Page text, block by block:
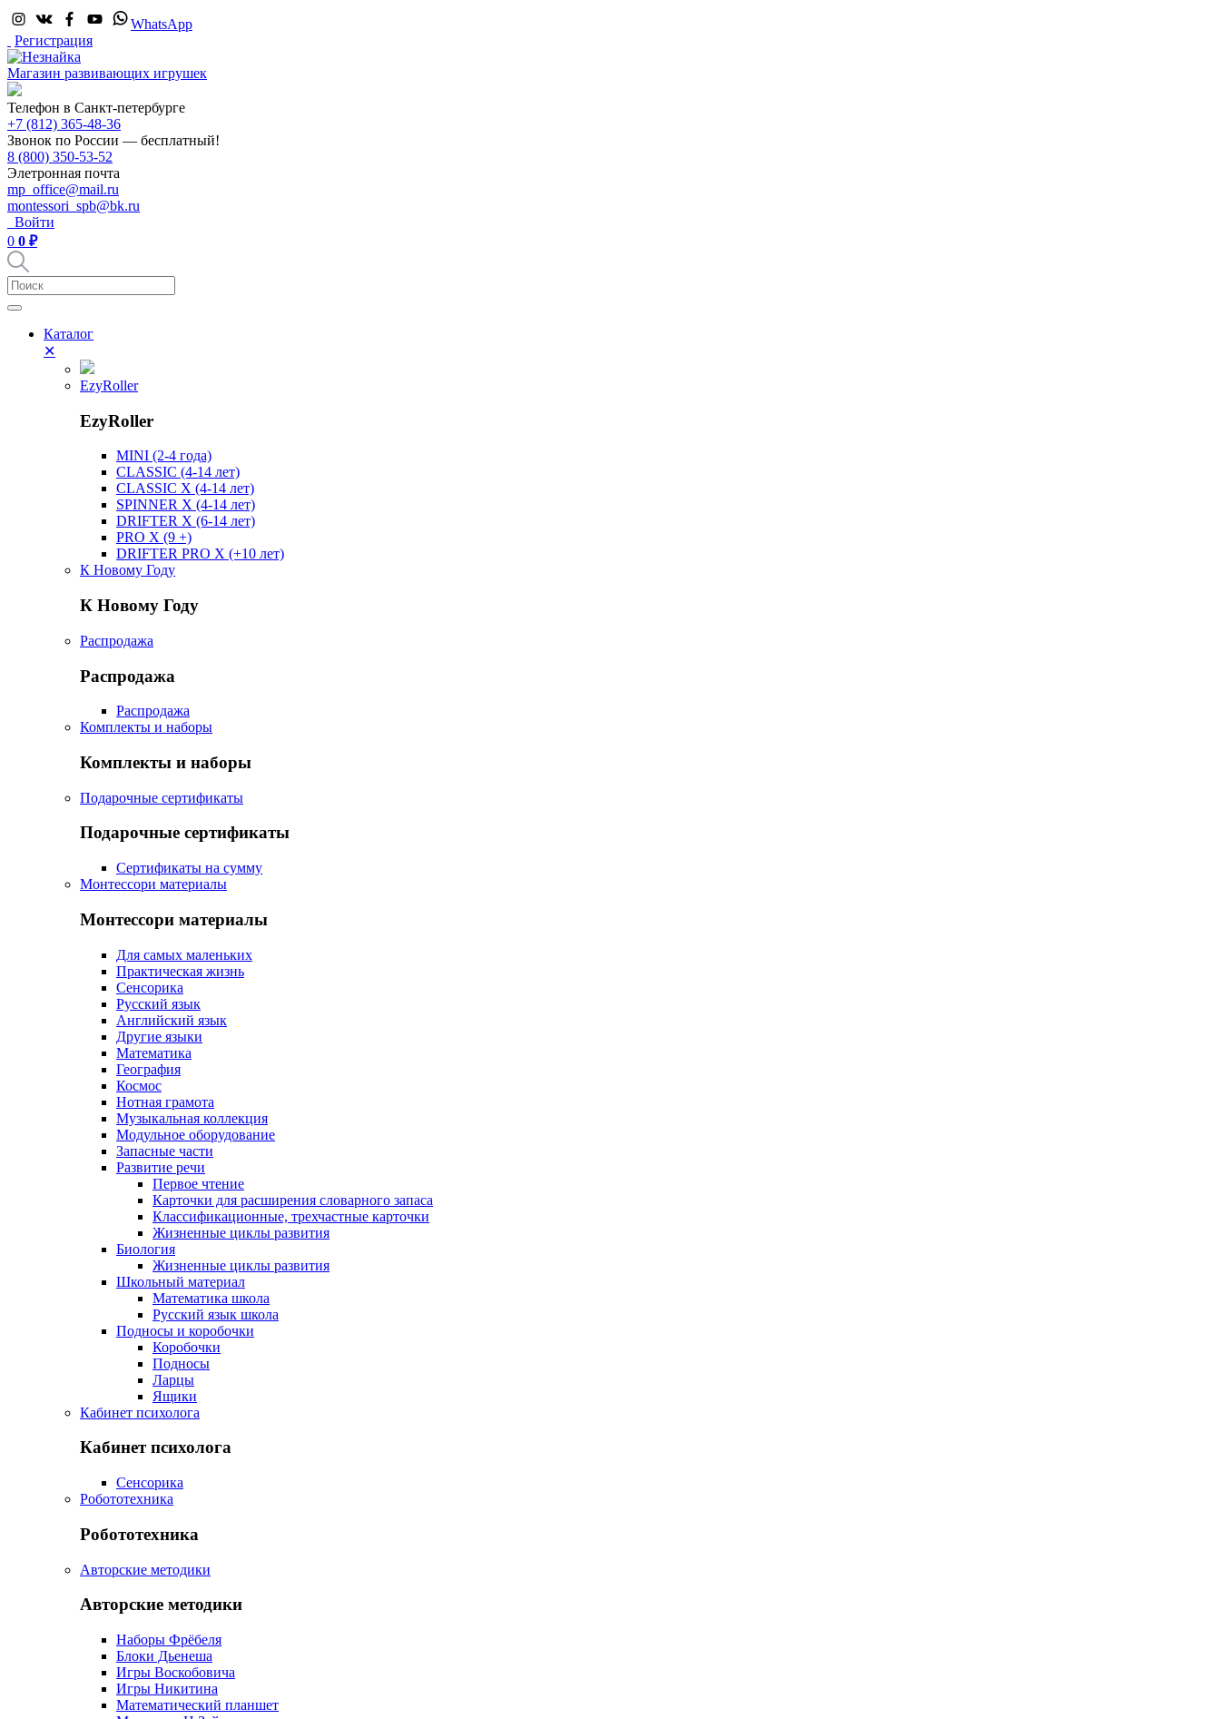
WhatsApp
Регистрация
Магазин развивающих игрушек
Телефон в Санкт-петербурге
+7 (812) 365-48-36
Звонок по России — бесплатный!
8 (800) 350-53-52
Элетронная почта
mp_office@mail.ru
montessori_spb@bk.ru
Войти
0 0 ₽
Каталог
✕
EzyRoller
EzyRoller
MINI (2-4 года)
CLASSIC (4-14 лет)
CLASSIC X (4-14 лет)
SPINNER X (4-14 лет)
DRIFTER X (6-14 лет)
PRO X (9 +)
DRIFTER PRO X (+10 лет)
К Новому Году
К Новому Году
Распродажа
Распродажа
Распродажа
Комплекты и наборы
Комплекты и наборы
Подарочные сертификаты
Подарочные сертификаты
Сертификаты на сумму
Монтессори материалы
Монтессори материалы
Для самых маленьких
Практическая жизнь
Сенсорика
Русский язык
Английский язык
Другие языки
Математика
География
Космос
Нотная грамота
Музыкальная коллекция
Модульное оборудование
Запасные части
Развитие речи
Первое чтение
Карточки для расширения словарного запаса
Классификационные, трехчастные карточки
Жизненные циклы развития
Биология
Жизненные циклы развития
Школьный материал
Математика школа
Русский язык школа
Подносы и коробочки
Коробочки
Подносы
Ларцы
Ящики
Кабинет психолога
Кабинет психолога
Сенсорика
Робототехника
Робототехника
Авторские методики
Авторские методики
Наборы Фрёбеля
Блоки Дьенеша
Игры Воскобовича
Игры Никитина
Математический планшет